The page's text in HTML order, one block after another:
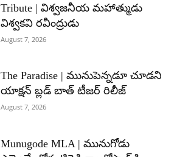
Tribute | విశ్వజనీయ మహాత్ముడు
విశ్వకవి రవీంద్రుడు
August 7, 2026
The Paradise | మునుపెన్నడూ చూడని
యాక్షన్ బ్లడ్ బాత్ టీజర్ రిలీజ్
August 7, 2026
Munugode MLA | మునుగోడు